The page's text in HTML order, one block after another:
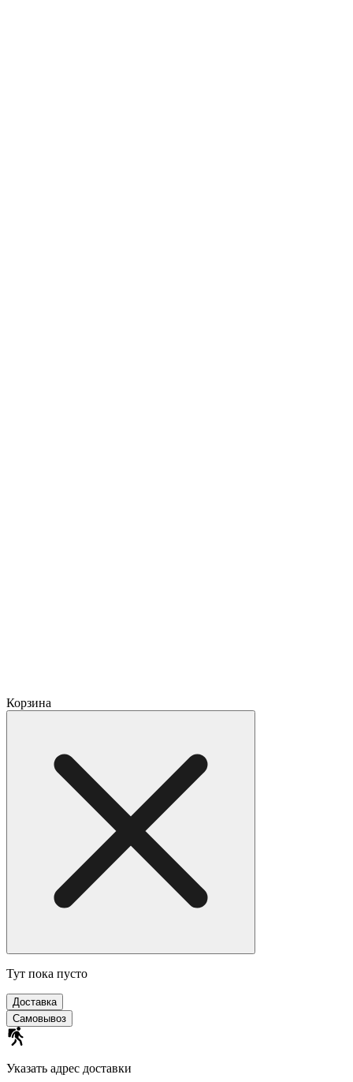
Корзина
Тут пока пусто
Доставка
Самовывоз
Указать адрес доставки